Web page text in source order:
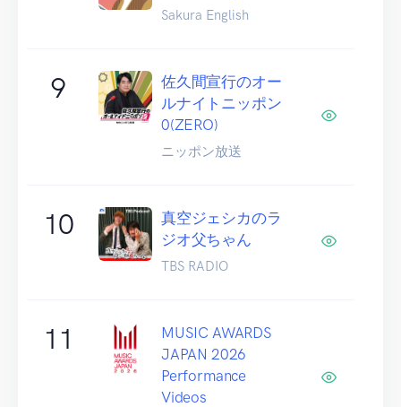
Sakura English
9
佐久間宣行のオー
ルナイトニッポン
0(ZERO)
ニッポン放送
10
真空ジェシカのラ
ジオ父ちゃん
TBS RADIO
11
MUSIC AWARDS
JAPAN 2026
Performance
Videos